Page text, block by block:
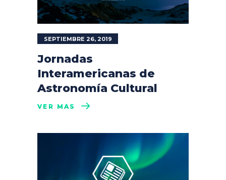
SEPTIEMBRE 26, 2019
Jornadas
Interamericanas de
Astronomía Cultural
VER MÁS